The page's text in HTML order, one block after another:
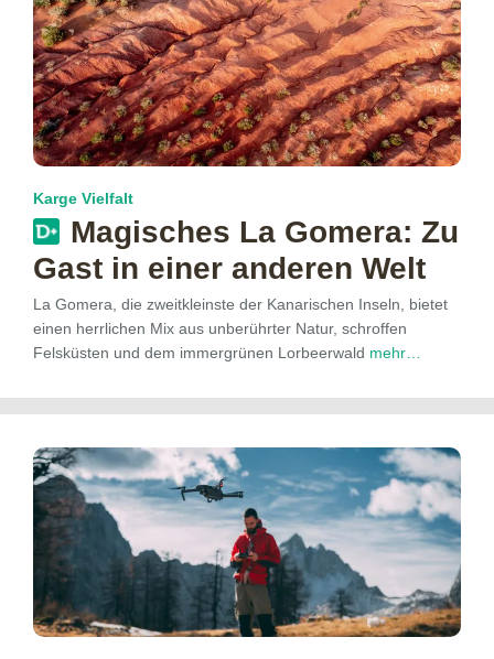
Karge Vielfalt
Magisches La Gomera: Zu
Gast in einer anderen Welt
La Gomera, die zweitkleinste der Kanarischen Inseln, bietet
einen herrlichen Mix aus unberührter Natur, schroffen
Felsküsten und dem immergrünen Lorbeerwald mehr…